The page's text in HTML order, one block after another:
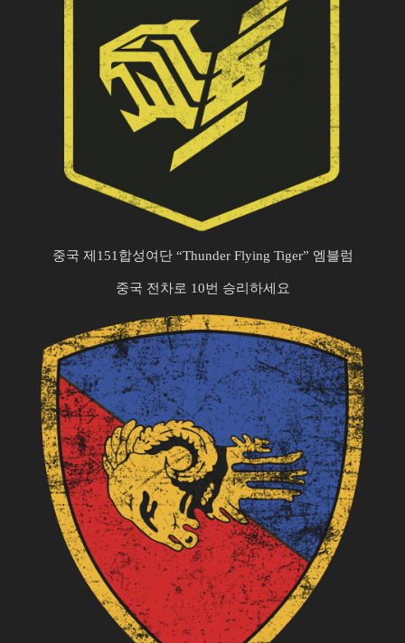
중국 제151합성여단 “Thunder Flying Tiger” 엠블럼
중국 전차로 10번 승리하세요